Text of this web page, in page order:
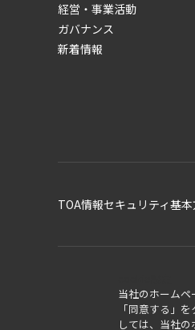
当社のホーム
「同意する」
しては、当社
経営・事業活動
ガバナンス
新着情報
TOA情報セキュリティ基